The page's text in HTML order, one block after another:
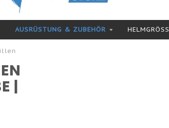
AUSRÜSTUNG & ZUBEHÖR HELMGRÖSSE
|